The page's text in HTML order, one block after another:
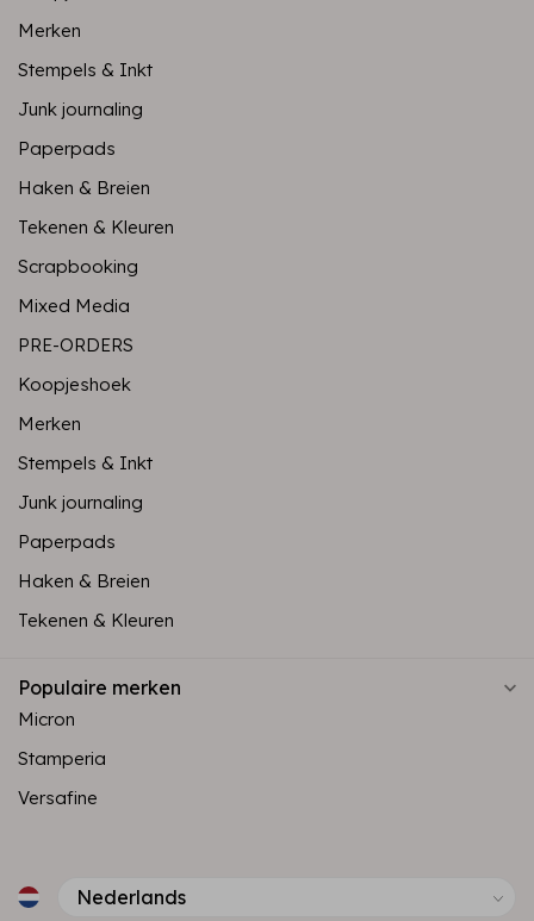
Merken
Stempels & Inkt
Junk journaling
Paperpads
Haken & Breien
Tekenen & Kleuren
Scrapbooking
Mixed Media
PRE-ORDERS
Koopjeshoek
Merken
Stempels & Inkt
Junk journaling
Paperpads
Haken & Breien
Tekenen & Kleuren
Populaire merken
Micron
Stamperia
Versafine